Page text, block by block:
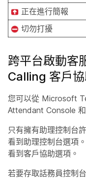
正在進行簡報
切勿打擾
跨平台啟動客
Calling 客戶
您可以從 Microsoft
Attendant Console
只有擁有助理控制台
看到助理控制台選項
看到客戶協助選項。
若要存取話務員控制